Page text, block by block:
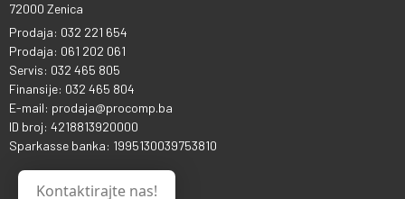
72000 Zenica
Prodaja: 032 221 654
Prodaja: 061 202 061
Servis: 032 465 805
Finansije: 032 465 804
E-mail: prodaja@procomp.ba
ID broj: 4218813920000
Sparkasse banka: 1995130039753810
Kontaktirajte nas!